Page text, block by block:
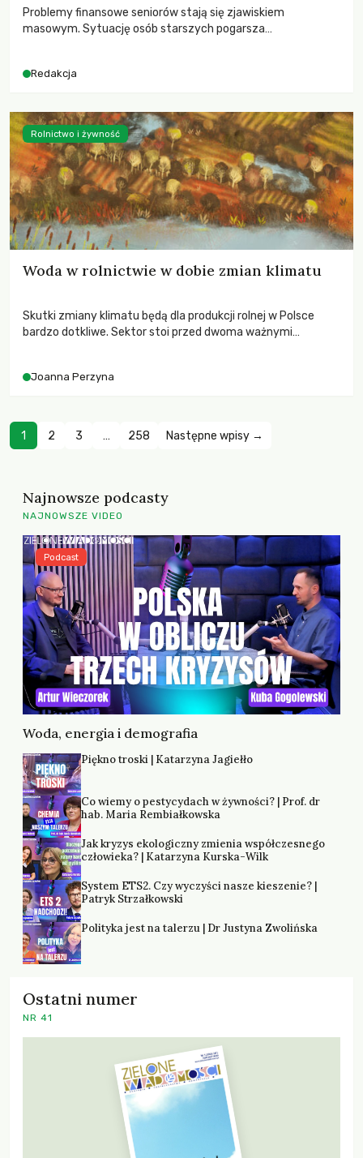
Problemy finansowe seniorów stają się zjawiskiem
masowym. Sytuację osób starszych pogarsza
Redakcja
Woda w rolnictwie w dobie zmian klimatu
Skutki zmiany klimatu będą dla produkcji rolnej w Polsce
bardzo dotkliwe. Sektor stoi przed dwoma ważnymi
zachodzących zmian klimatycznych. Wymagać to będzie
Joanna Perzyna
Rolnictwo i żywność
1 2 3 … 258 Następne wpisy →
Najnowsze podcasty
NAJNOWSZE VIDEO
Woda, energia i demografia
Podcast
Piękno troski | Katarzyna Jagiełło
Co wiemy o pestycydach w żywności? | Prof. dr
hab. Maria Rembiałkowska
Jak kryzys ekologiczny zmienia współczesnego
człowieka? | Katarzyna Kurska-Wilk
System ETS2. Czy wyczyści nasze kieszenie? |
Patryk Strzałkowski
Polityka jest na talerzu | Dr Justyna Zwolińska
Ostatni numer
NR 41